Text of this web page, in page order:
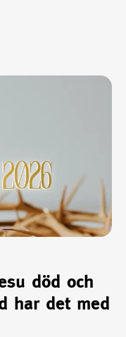
död och
har det med